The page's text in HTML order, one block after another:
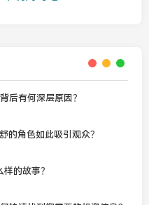
后有何深层原因？
的角色如此吸引观众？
的故事？